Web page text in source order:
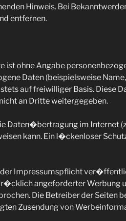
Hinweis. Bei
entfernen.
ist ohne Angabe
Daten (beispielsweise
auf freiwilliger Basis. Diese
an Dritte weitergegeben.
Daten�bertragung im Internet
kann. Ein l�ckenloser
der Impressumspflicht
angeforderter Werbung
Die Betreiber der Seiten
Zusendung von